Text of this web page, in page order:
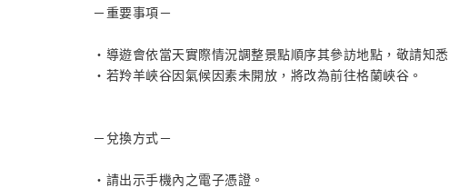
－重要事項－
・導遊會依當天實際情況調整景點順序其參訪地點，敬請知悉
・若羚羊峽谷因氣候因素未開放，將改為前往格蘭峽谷。
－兌換方式－
・請出示手機內之電子憑證。